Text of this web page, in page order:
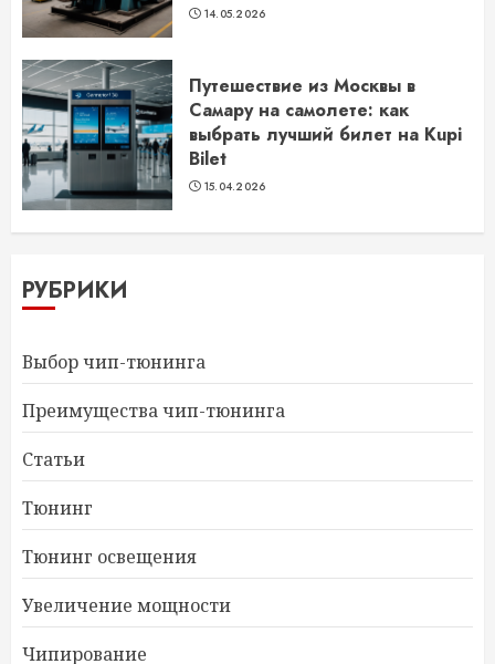
14.05.2026
Путешествие из Москвы в
Самару на самолете: как
выбрать лучший билет на Kupi
Bilet
15.04.2026
РУБРИКИ
Выбор чип-тюнинга
Преимущества чип-тюнинга
Статьи
Тюнинг
Тюнинг освещения
Увеличение мощности
Чипирование